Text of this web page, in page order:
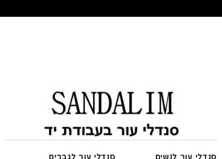
סנדלי עור לנשים סנדלי עור לגברים